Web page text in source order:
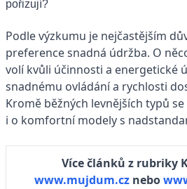
pořizují?
Podle výzkumu je nejčastějším
preference snadná údržba. O
volí kvůli účinnosti a energetické
snadnému ovládání a rychlosti
Kromě běžných levnějších typů
i o komfortní modely s
Více článků z rubriky
www.mujdum.cz nebo